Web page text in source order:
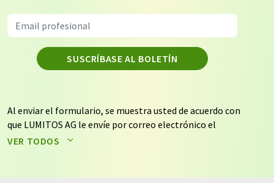
SUSCRÍBASE AL BOLETÍN
Al enviar el formulario, se muestra usted de acuerdo con
que LUMITOS AG le envíe por correo electrónico el
boletín o boletines seleccionados anteriormente. Sus
de nuestrapolítica de protección de datos. LUMITOS
VER TODOS